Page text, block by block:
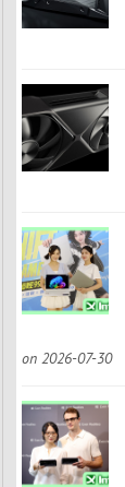
on 2026-07-30